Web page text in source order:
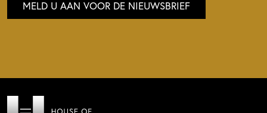
MELD U AAN VOOR DE NIEUWSBRIEF